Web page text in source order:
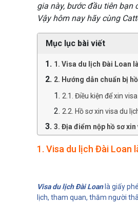
gia này, bước đầu tiên bạn
Vậy hôm nay hãy cùng
Mục lục bài viết
1. Visa du lịch Đài Loan
2. Hướng dẫn chuẩn bị
2.1. Điều kiện để xin
2.2. Hồ sơ xin visa du
3. Địa điểm nộp hồ sơ
biết
1. Visa du lịch Đài Loan
Visa du lịch Đài Loan là giấy
lịch, tham quan, thăm người